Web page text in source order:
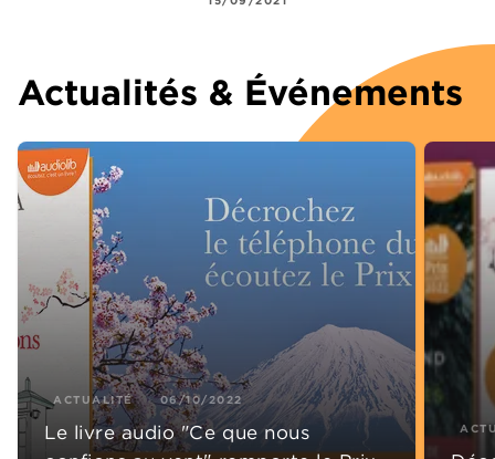
Actualités & Événements
ACTUALITÉ 06/10/2022
Le livre audio "Ce que nous